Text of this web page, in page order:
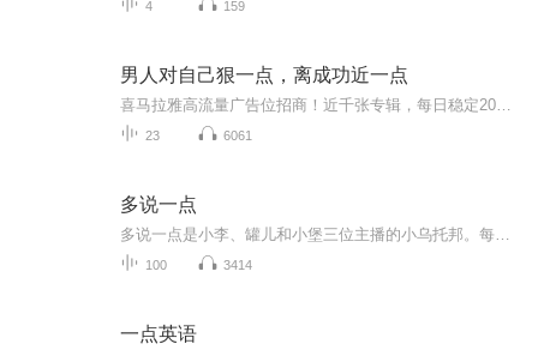
4 159
男人对自己狠一点，离成功近一点
23 6061
多说一点
100 3414
一点英语